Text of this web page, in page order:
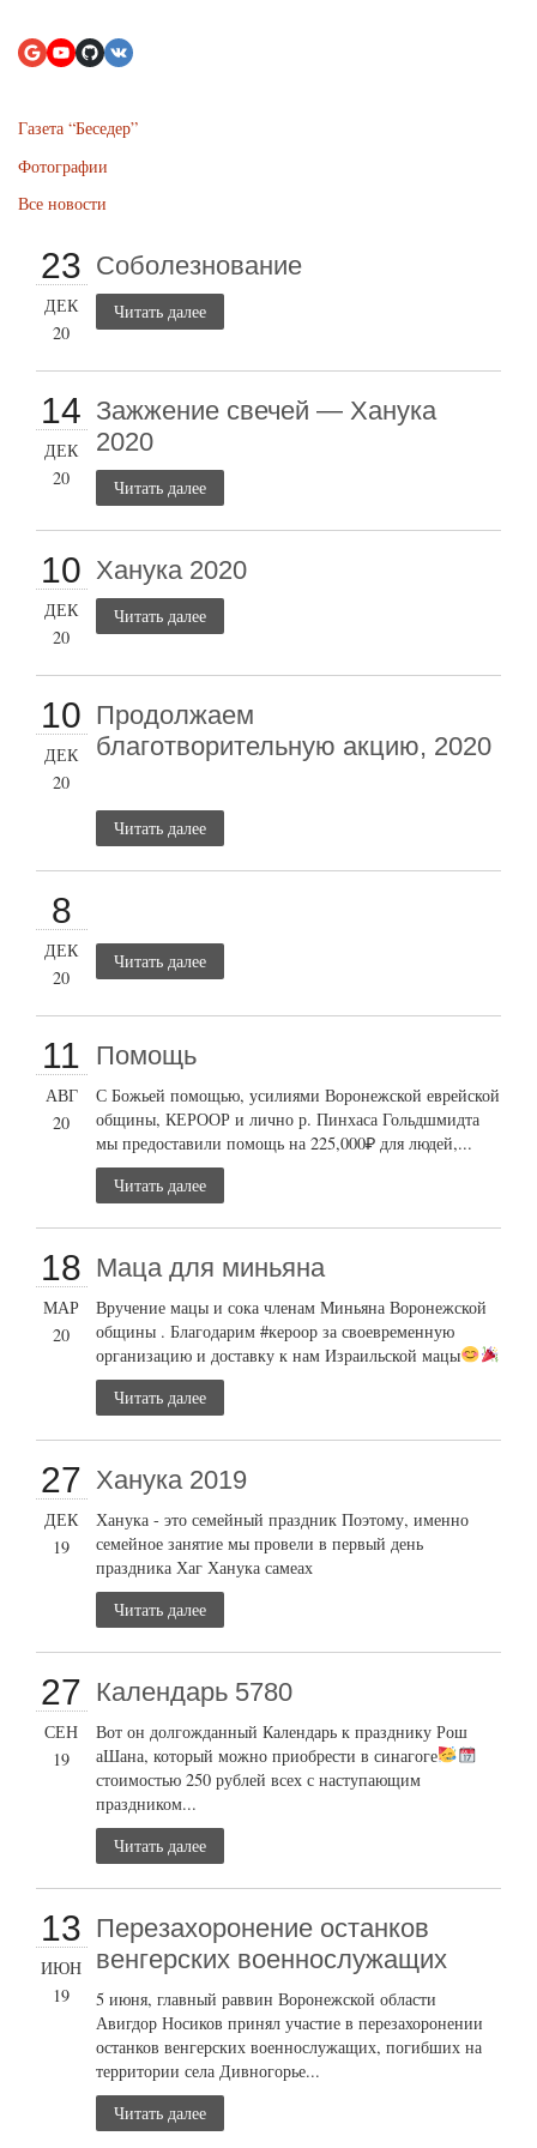
Газета “Беседер”
Фотографии
Все новости
23
ДЕК
20
Соболезнование
Читать далее
14
ДЕК
20
Зажжение свечей — Ханука
2020
Читать далее
10
ДЕК
20
Ханука 2020
Читать далее
10
ДЕК
20
Продолжаем
благотворительную акцию, 2020
Читать далее
8
ДЕК
20
Читать далее
11
АВГ
20
Помощь
С Божьей помощью, усилиями Воронежской еврейской
общины, КЕРООР и лично р. Пинхаса Гольдшмидта
мы предоставили помощь на 225,000₽ для людей,...
Читать далее
18
МАР
20
Маца для миньяна
Вручение мацы и сока членам Миньяна Воронежской
общины . Благодарим #кероор за своевременную
организацию и доставку к нам Израильской мацы
Читать далее
27
ДЕК
19
Ханука 2019
Ханука - это семейный праздник Поэтому, именно
семейное занятие мы провели в первый день
праздника Хаг Ханука самеах
Читать далее
27
СЕН
19
Календарь 5780
Вот он долгожданный Календарь к празднику Рош
аШана, который можно приобрести в синагоге
стоимостью 250 рублей всех с наступающим
праздником...
Читать далее
13
ИЮН
19
Перезахоронение останков
венгерских военнослужащих
5 июня, главный раввин Воронежской области
Авигдор Носиков принял участие в перезахоронении
останков венгерских военнослужащих, погибших на
территории села Дивногорье...
Читать далее